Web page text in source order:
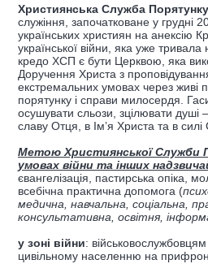
Християнська Служба Порятунку
служіння, започатковане у грудні
українських християн на анексію
української війни, яка уже
кредо ХСП є бути Церквою, яка
Доручення Христа з
екстремальних умовах через живі
порятунку і справи милосердя.
осушувати сльози, зцілювати душі
славу Отця, в Ім’я Христа та в силі
Метою Християнської Служби
умовах війни та інших
євангелізація, пастирська опіка,
всебічна практична допомога (
медична, навчальна, соціальна,
консультативна, освітня,
у зоні війни:
цивільному населенню на